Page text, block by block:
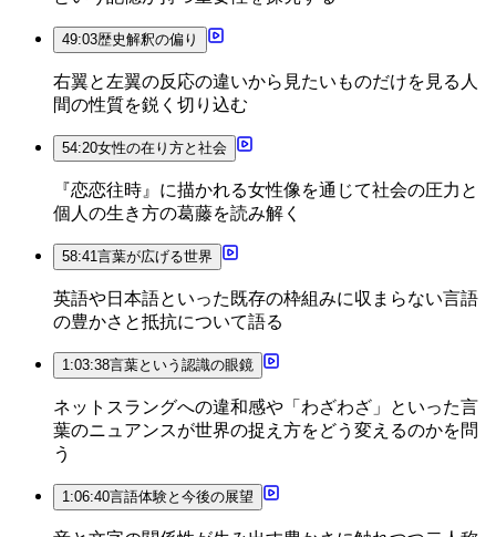
49:03歴史解釈の偏り
右翼と左翼の反応の違いから見たいものだけを見る人
間の性質を鋭く切り込む
54:20女性の在り方と社会
『恋恋往時』に描かれる女性像を通じて社会の圧力と
個人の生き方の葛藤を読み解く
58:41言葉が広げる世界
英語や日本語といった既存の枠組みに収まらない言語
の豊かさと抵抗について語る
1:03:38言葉という認識の眼鏡
ネットスラングへの違和感や「わざわざ」といった言
葉のニュアンスが世界の捉え方をどう変えるのかを問
う
1:06:40言語体験と今後の展望